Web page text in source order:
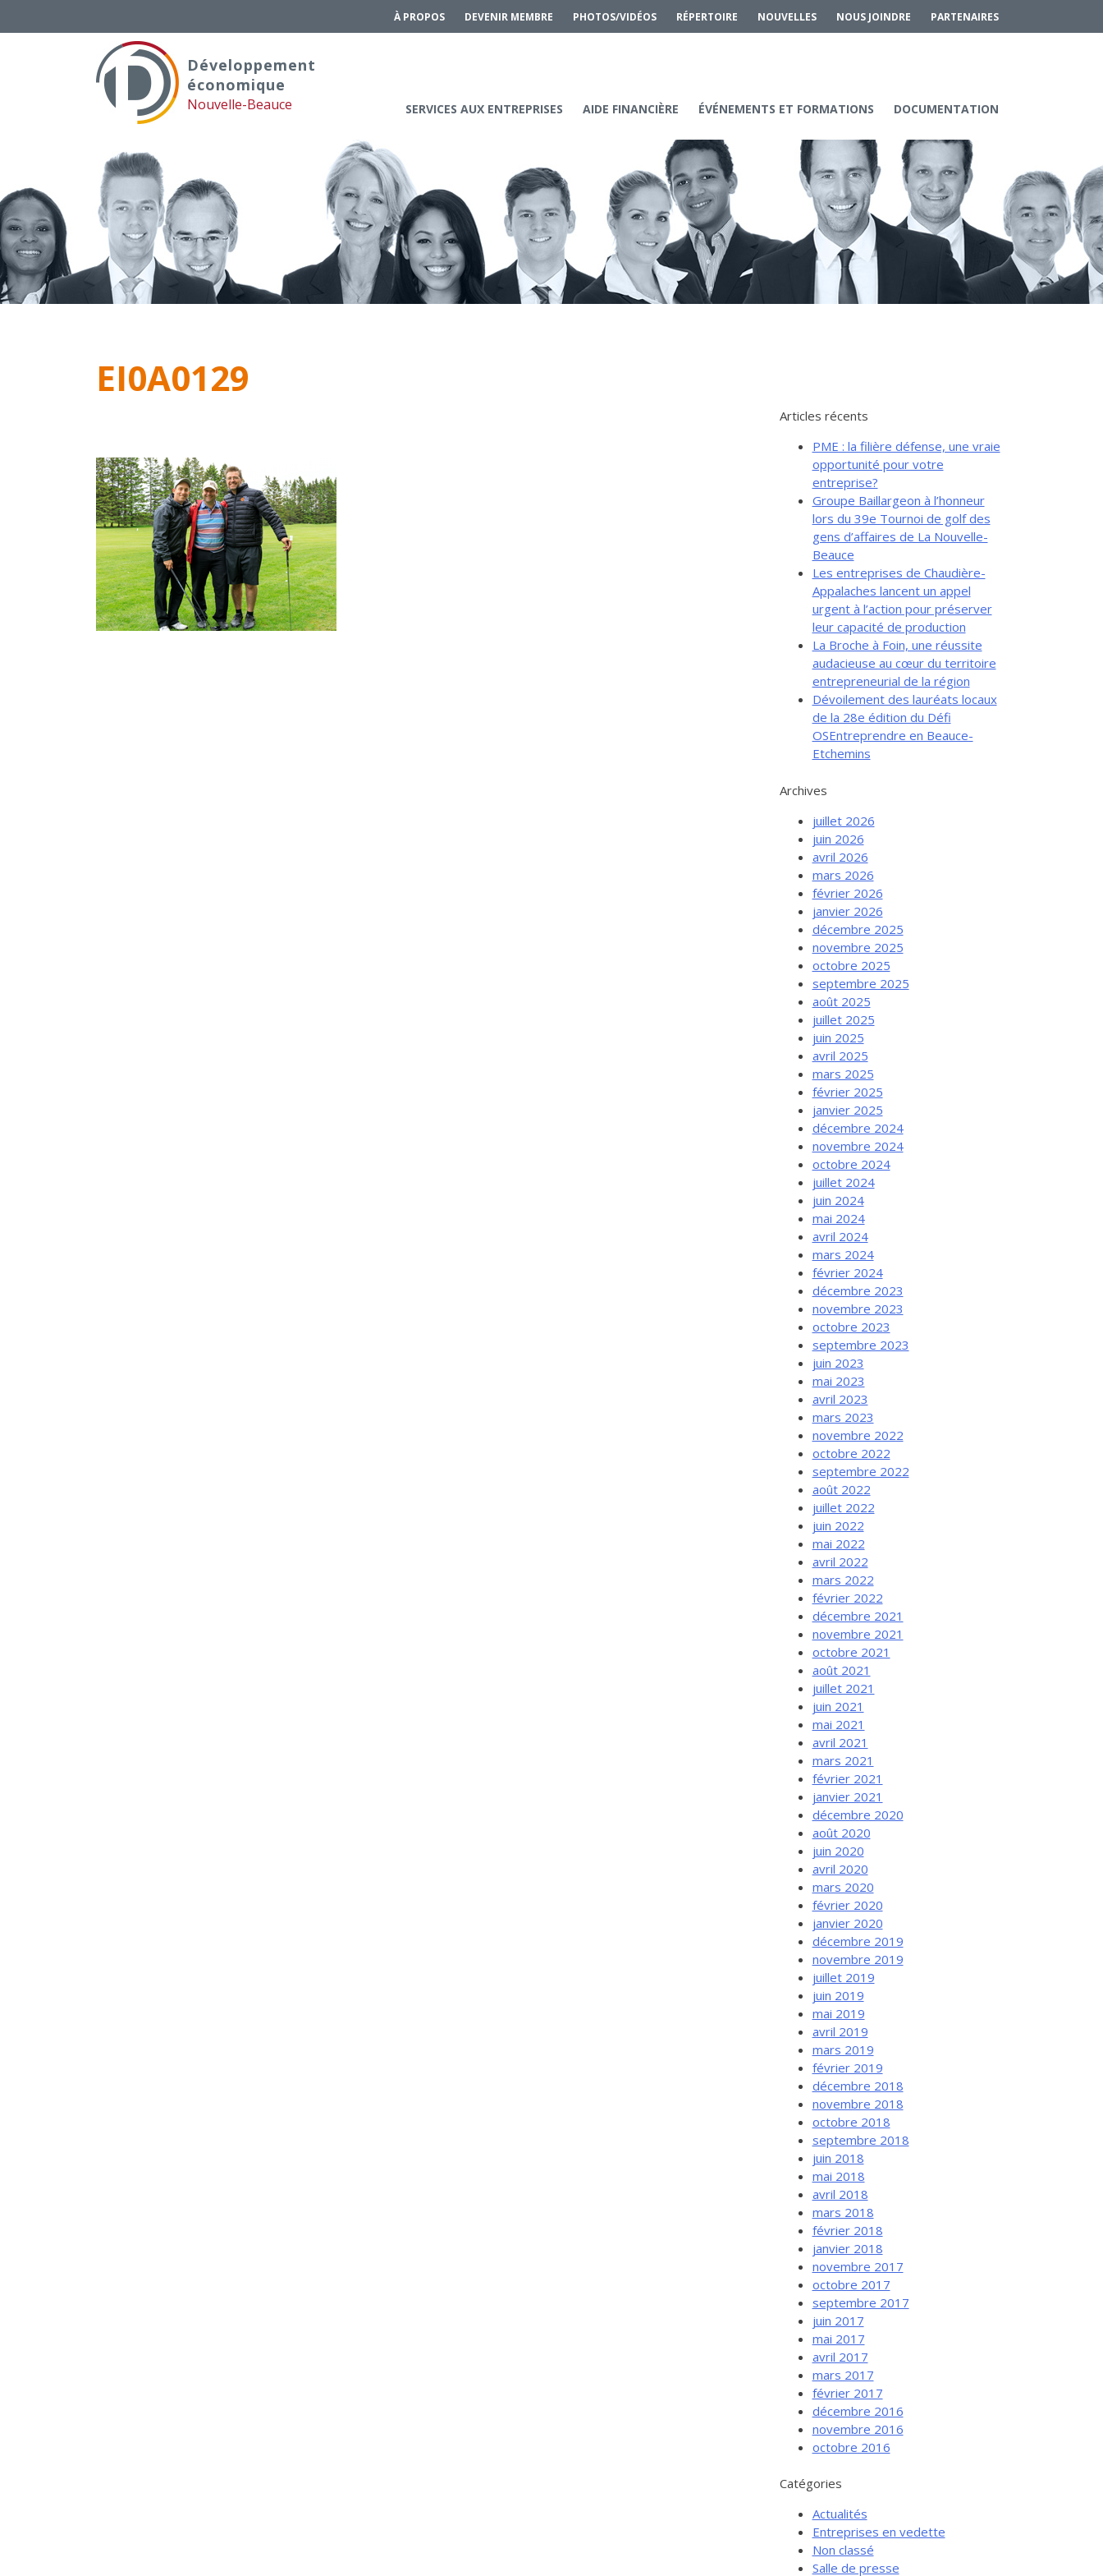
Services aux entreprises
Innovation / Productivité
Investir en Nouvelle-Beauce
Services-conseils – démarrage
À PROPOS DEVENIR MEMBRE PHOTOS/VIDÉOS RÉPERTOIRE NOUVELLES NOUS JOINDRE PARTENAIRES
Développement
économique
Nouvelle-Beauce SERVICES AUX ENTREPRISES AIDE FINANCIÈRE ÉVÉNEMENTS ET FORMATIONS DOCUMENTATION
EI0A0129
Articles récents
PME : la filière défense, une vraie
opportunité pour votre
entreprise?
Groupe Baillargeon à l’honneur
lors du 39e Tournoi de golf des
gens d’affaires de La Nouvelle-
Beauce
Les entreprises de Chaudière-
Appalaches lancent un appel
urgent à l’action pour préserver
leur capacité de production
La Broche à Foin, une réussite
audacieuse au cœur du territoire
entrepreneurial de la région
Dévoilement des lauréats locaux
de la 28e édition du Défi
OSEntreprendre en Beauce-
Etchemins
Archives
juillet 2026
juin 2026
avril 2026
mars 2026
février 2026
janvier 2026
décembre 2025
novembre 2025
octobre 2025
septembre 2025
août 2025
juillet 2025
juin 2025
avril 2025
mars 2025
février 2025
janvier 2025
décembre 2024
novembre 2024
octobre 2024
juillet 2024
juin 2024
mai 2024
avril 2024
mars 2024
février 2024
décembre 2023
novembre 2023
octobre 2023
septembre 2023
juin 2023
mai 2023
avril 2023
mars 2023
novembre 2022
octobre 2022
septembre 2022
août 2022
juillet 2022
juin 2022
mai 2022
avril 2022
mars 2022
février 2022
décembre 2021
novembre 2021
octobre 2021
août 2021
juillet 2021
juin 2021
mai 2021
avril 2021
mars 2021
février 2021
janvier 2021
décembre 2020
août 2020
juin 2020
avril 2020
mars 2020
février 2020
janvier 2020
décembre 2019
novembre 2019
juillet 2019
juin 2019
mai 2019
avril 2019
mars 2019
février 2019
décembre 2018
novembre 2018
octobre 2018
septembre 2018
juin 2018
mai 2018
avril 2018
mars 2018
février 2018
janvier 2018
novembre 2017
octobre 2017
septembre 2017
juin 2017
mai 2017
avril 2017
mars 2017
février 2017
décembre 2016
novembre 2016
octobre 2016
Catégories
Actualités
Entreprises en vedette
Non classé
Salle de presse